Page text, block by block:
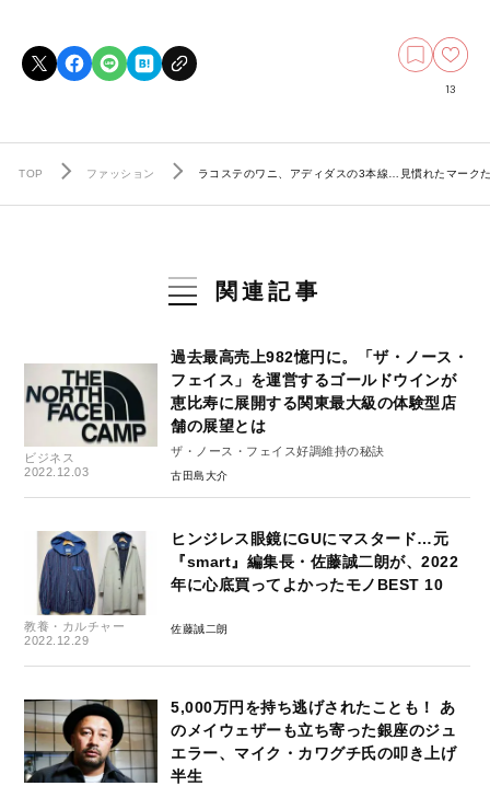
13
TOP ファッション ラコステのワニ、アディダスの3本線…見慣れたマーク
関連記事
ビジネス
2022.12.03
過去最高売上982憶円に。「ザ・ノース・
フェイス」を運営するゴールドウインが
恵比寿に展開する関東最大級の体験型店
舗の展望とは
ザ・ノース・フェイス好調維持の秘訣
古田島大介
教養・カルチャー
2022.12.29
ヒンジレス眼鏡にGUにマスタード…元
『smart』編集長・佐藤誠二朗が、2022
年に心底買ってよかったモノBEST 10
佐藤誠二朗
5,000万円を持ち逃げされたことも！ あ
のメイウェザーも立ち寄った銀座のジュ
エラー、マイク・カワグチ氏の叩き上げ
半生